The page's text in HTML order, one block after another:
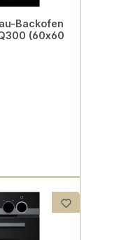
Backofen
(60x60